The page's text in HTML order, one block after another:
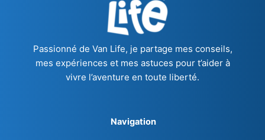
Passionné de Van Life, je partage mes conseils,
mes expériences et mes astuces pour t’aider à
vivre l’aventure en toute liberté.
Navigation